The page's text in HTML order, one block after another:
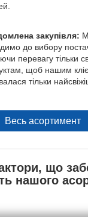
закупівля:
до вибору
перевагу тільки
щоб нашим
тільки
Весь асортимент
що
нашого